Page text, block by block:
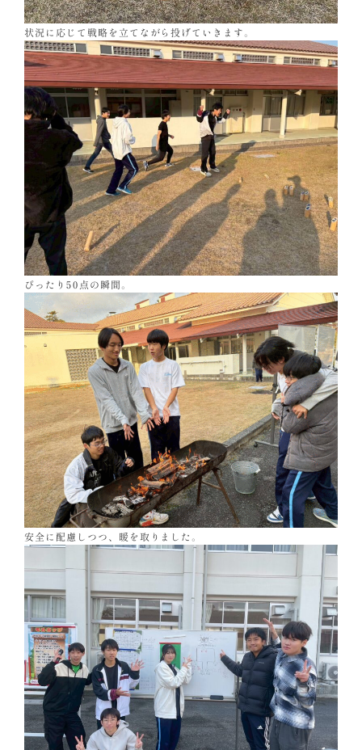
状況に応じて戦略を立てながら投げていきます。
ぴったり50点の瞬間。
安全に配慮しつつ、暖を取りました。